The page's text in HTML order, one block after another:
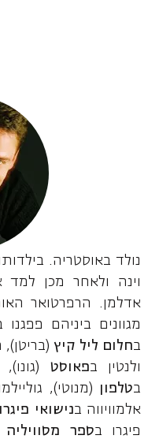
נולד באוסטריה.
וינה ולאחר מכן למד
אדלמן. הרפרטואר
מגוונים ביניהם פפגנו
בחלום ליל קיץ
ולנטין בפאוסט
בטלפון (מנוטי),
אלמוויווה בנישואי פיגרו
פיגרו בספר מסוויליה